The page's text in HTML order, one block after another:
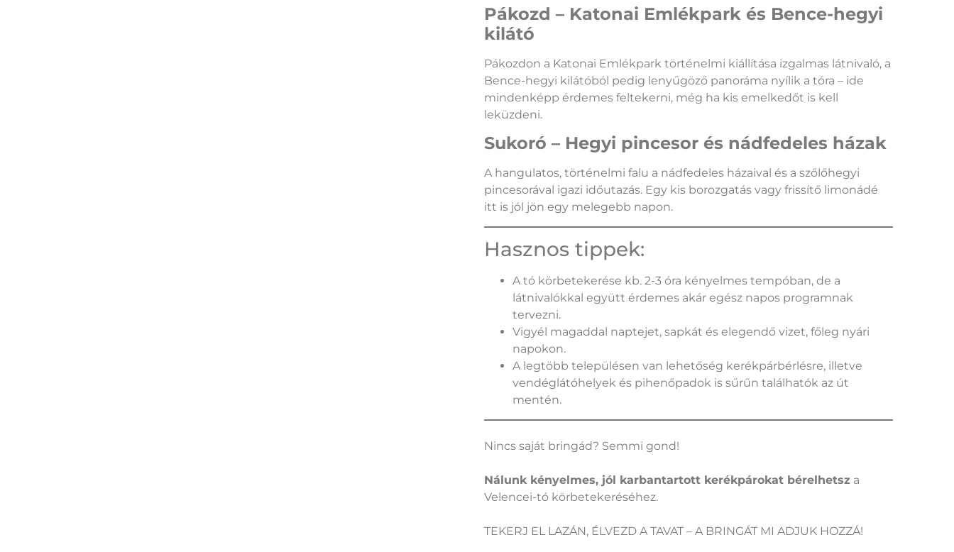
Pákozd – Katonai Emlékpark és Bence-hegyi
kilátó
Pákozdon a Katonai Emlékpark történelmi kiállítása izgalmas látnivaló, a
Bence-hegyi kilátóból pedig lenyűgöző panoráma nyílik a tóra – ide
mindenképp érdemes feltekerni, még ha kis emelkedőt is kell
leküzdeni.
Sukoró – Hegyi pincesor és nádfedeles házak
A hangulatos, történelmi falu a nádfedeles házaival és a szőlőhegyi
pincesorával igazi időutazás. Egy kis borozgatás vagy frissítő limonádé
itt is jól jön egy melegebb napon.
Hasznos tippek:
A tó körbetekerése kb. 2-3 óra kényelmes tempóban, de a
látnivalókkal együtt érdemes akár egész napos programnak
tervezni.
Vigyél magaddal naptejet, sapkát és elegendő vizet, főleg nyári
napokon.
A legtöbb településen van lehetőség kerékpárbérlésre, illetve
vendéglátóhelyek és pihenőpadok is sűrűn találhatók az út
mentén.
Nincs saját bringád? Semmi gond!
Nálunk kényelmes, jól karbantartott kerékpárokat bérelhetsz a
Velencei-tó körbetekeréséhez.
TEKERJ EL LAZÁN, ÉLVEZD A TAVAT – A BRINGÁT MI ADJUK HOZZÁ!